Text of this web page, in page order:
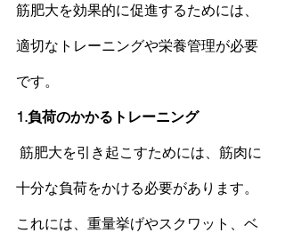
筋肥大を効果的に促進するためには、
適切なトレーニングや栄養管理が必要
です。
1.負荷のかかるトレーニング
筋肥大を引き起こすためには、 筋肉に
十分な負荷をかける必要があります。
これには、重量挙げやスクワット、ベ